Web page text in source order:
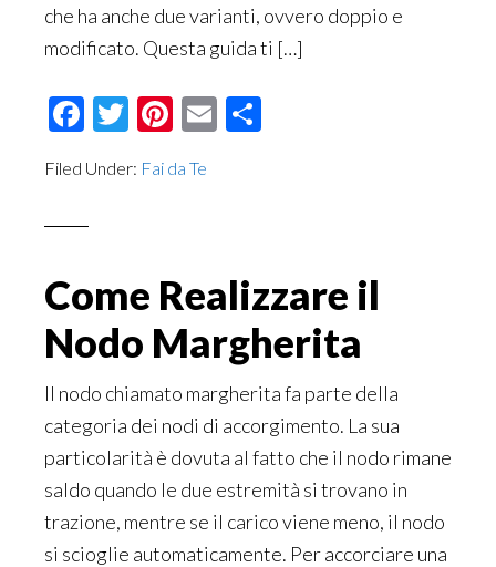
che ha anche due varianti, ovvero doppio e
modificato. Questa guida ti […]
Facebook
Twitter
Pinterest
Email
Filed Under: Fai da Te
Come Realizzare il
Nodo Margherita
Il nodo chiamato margherita fa parte della
categoria dei nodi di accorgimento. La sua
particolarità è dovuta al fatto che il nodo rimane
saldo quando le due estremità si trovano in
trazione, mentre se il carico viene meno, il nodo
si scioglie automaticamente. Per accorciare una